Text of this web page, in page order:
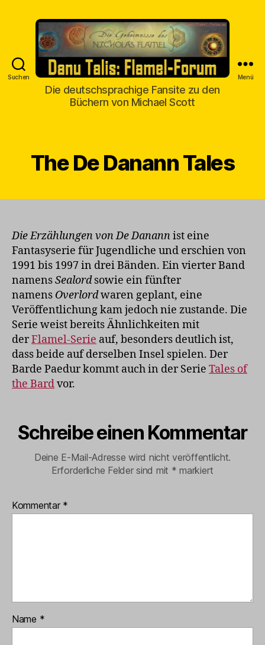
Suchen
Danu
Talis
Die deutschsprachige Fansite zu den
Büchern von Michael Scott
Menü
The De Danann Tales
Die Erzählungen von De Danannist eine
Fantasyserie für Jugendliche und erschien von
1991 bis 1997 in drei Bänden. Ein vierter Band
namensSealordsowie ein fünfter
namens Overlordwaren geplant, eine
Veröffentlichung kam jedoch nie zustande. Die
Serie weist bereits Ähnlichkeiten mit
derFlamel-Serie auf, besonders deutlich ist,
dass beide auf derselben Insel spielen. Der
Barde Paedur kommt auch in der Serie Tales of
the Bardvor.
Schreibe einen Kommentar
Deine E-Mail-Adresse wird nicht veröffentlicht.
Erforderliche Felder sind mit * markiert
Kommentar *
Name *